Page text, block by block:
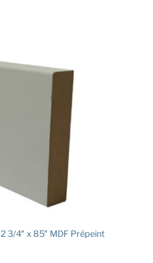
3/4″ x 85″ MDF Prépeint